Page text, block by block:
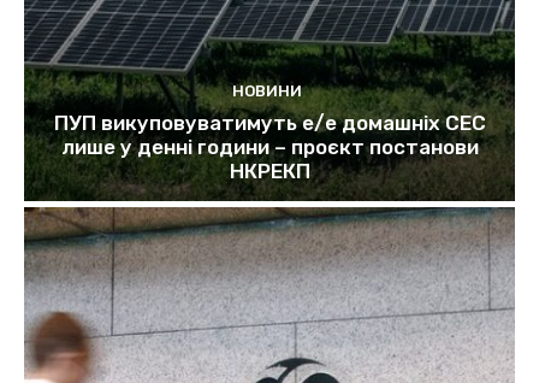
НОВИНИ
ПУП викуповуватимуть е/е домашніх СЕС
лише у денні години – проєкт постанови
НКРЕКП